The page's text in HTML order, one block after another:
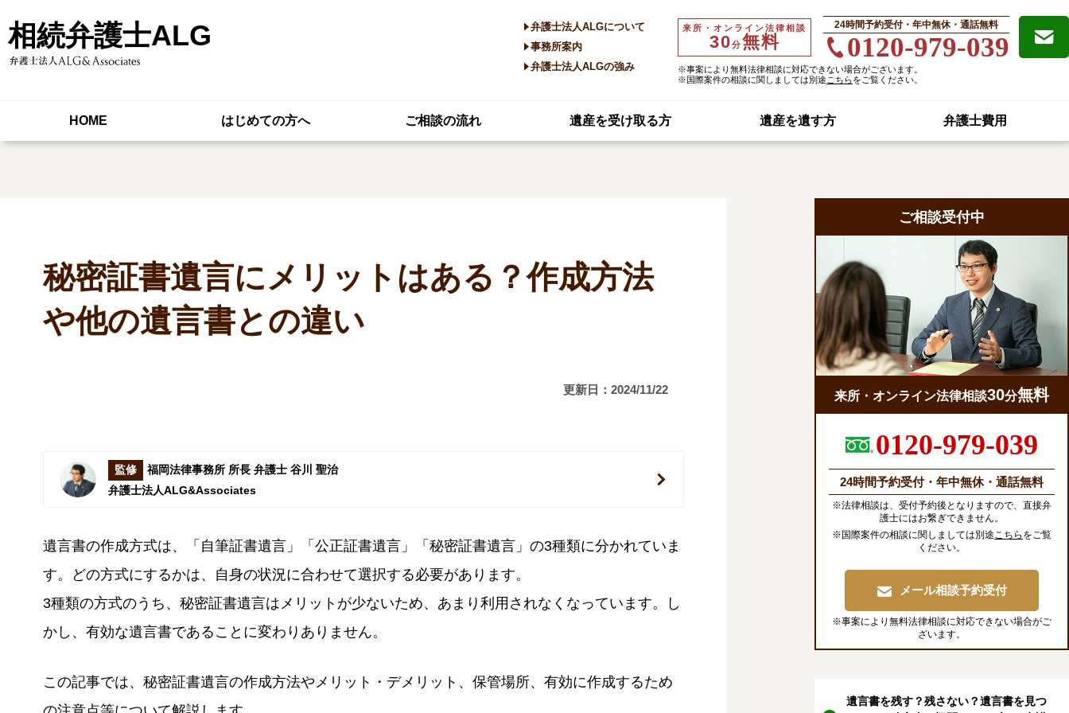
相続弁護士ALG 来所・オンライン法律相談
30分無料
24時間予約受付・年中無休・通話無料
0120-979-039
※事案により無料法律相談に対応できない場合がございます。
※国際案件の相談に関しましては別途 こちらをご覧ください。
弁護士法人ALGについて
事務所案内
弁護士法人ALGの強み
HOME はじめての方へ ご相談の流れ 遺産を受け取る方 遺産を遺す方 弁護士費用
秘密証書遺言にメリットはある？作成方法
や他の遺言書との違い
更新日：2024/11/22
監修
福岡法律事務所 所長 弁護士 谷川 聖治
弁護士法人ALG&Associates
遺言書の作成方式は、「自筆証書遺言」「公正証書遺言」「秘密証書遺言」の3種類に分かれていま
す。どの方式にするかは、自身の状況に合わせて選択する必要があります。
3種類の方式のうち、秘密証書遺言はメリットが少ないため、あまり利用されなくなっています。し
かし、有効な遺言書であることに変わりありません。
この記事では、秘密証書遺言の作成方法やメリット・デメリット、保管場所、有効に作成するため
ご相談受付中
来所・オンライン法律相談30分無料
0120-979-039
24時間予約受付・年中無休・通話無料
※法律相談は、受付予約後となりますので、直接弁
護士にはお繋ぎできません。
※国際案件の相談に関しましては別途こちら をご覧
ください。
メール相談予約受付
※事案により無料法律相談に対応できない場合がご
ざいます。
遺言書を残す？残さない？遺言書を見つ